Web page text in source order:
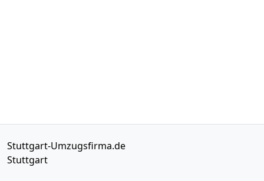
Stuttgart-Umzugsfirma.de
Stuttgart